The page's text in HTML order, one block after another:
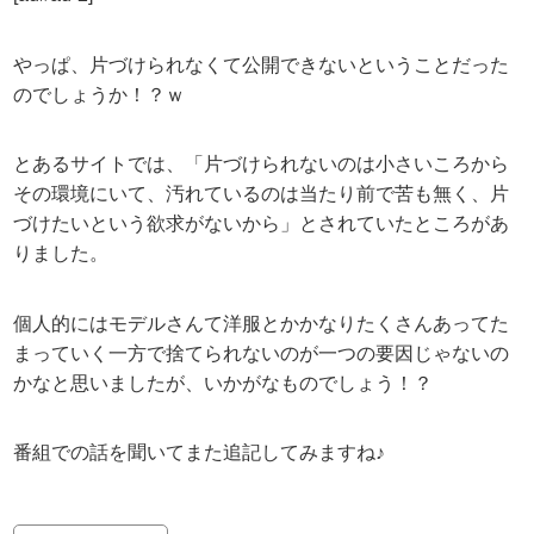
やっぱ、片づけられなくて公開できないということだった
のでしょうか！？ｗ
とあるサイトでは、「片づけられないのは小さいころから
その環境にいて、汚れているのは当たり前で苦も無く、片
づけたいという欲求がないから」とされていたところがあ
りました。
個人的にはモデルさんて洋服とかかなりたくさんあってた
まっていく一方で捨てられないのが一つの要因じゃないの
かなと思いましたが、いかがなものでしょう！？
番組での話を聞いてまた追記してみますね♪